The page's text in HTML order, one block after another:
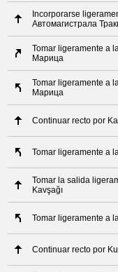
Incorporarse
Автомагистрала
Tomar ligeramente a
Марица
Tomar ligeramente a
Марица
Continuar recto por
Tomar ligeramente a
Tomar la salida
Kavşağı
Tomar ligeramente a
Continuar recto por